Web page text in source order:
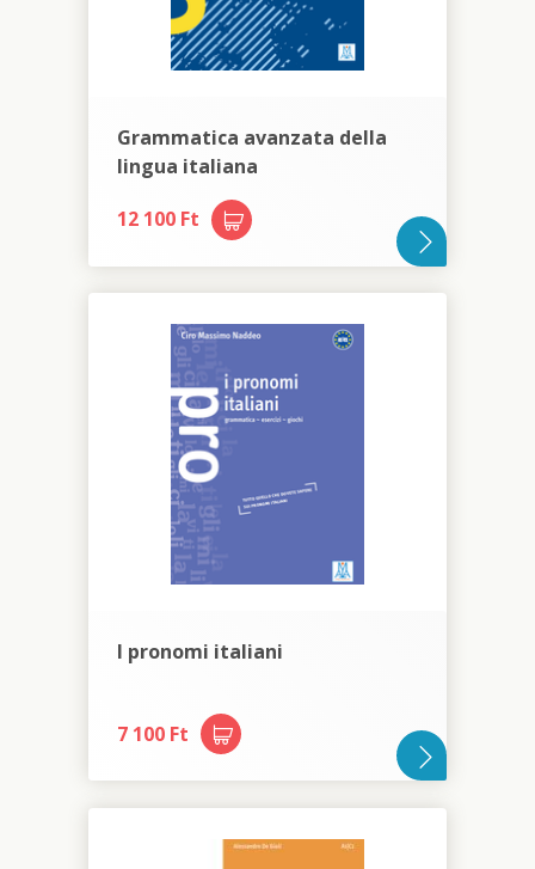
Grammatica avanzata della
lingua italiana
12 100 Ft
I pronomi italiani
7 100 Ft